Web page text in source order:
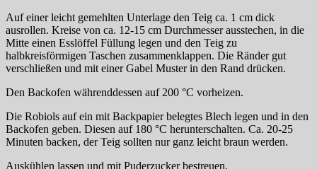
Auf einer leicht gemehlten Unterlage den Teig ca. 1 cm dick
ausrollen. Kreise von ca. 12-15 cm Durchmesser ausstechen, in die
Mitte einen Esslöffel Füllung legen und den Teig zu
halbkreisförmigen Taschen zusammenklappen. Die Ränder gut
verschließen und mit einer Gabel Muster in den Rand drücken.
Den Backofen währenddessen auf 200 °C vorheizen.
Die Robiols auf ein mit Backpapier belegtes Blech legen und in den
Backofen geben. Diesen auf 180 °C herunterschalten. Ca. 20-25
Minuten backen, der Teig sollten nur ganz leicht braun werden.
Auskühlen lassen und mit Puderzucker bestreuen.